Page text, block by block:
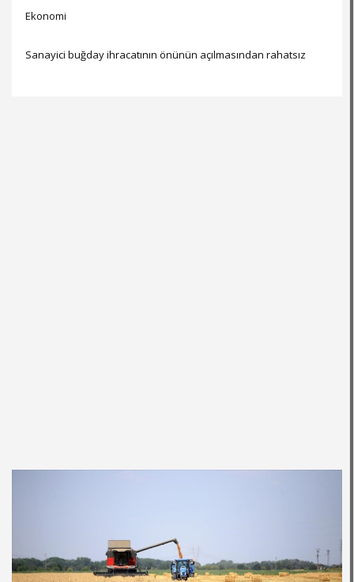
Ekonomi
Sanayici buğday ihracatının önünün açılmasından rahatsız